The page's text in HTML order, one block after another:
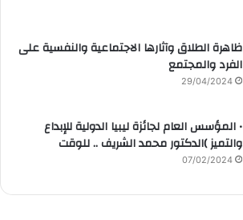
ظاهرة الطلاق وآثارها الاجتماعية والنفسية على
الفرد والمجتمع
29/04/2024
• المؤسس العام لجائزة ليبيا الدولية للإبداع
والتميز )الدكتور محمد الشريف .. للوقت
07/02/2024